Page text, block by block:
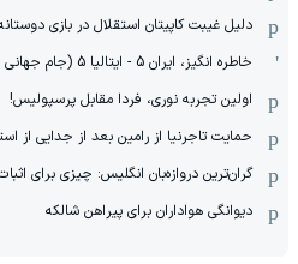
دلیل غیبت کاپیتان استقلال در بازی
خاطره انگیز، ایران 5 - ایتالیا 5 (جام جهانی 2008)
اولین تجربه نوری، فردا مقابل پرسپولیس!
حمایت تاجرنیا از رامین بعد از جدایی از
گران‌ترین دروازه‌بان انگلیس: چیزی برای
دیوانگی هواداران برای پیراهن شالکه